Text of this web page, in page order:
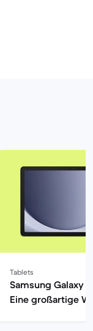
Tablets
Samsung Galaxy
Eine großartige